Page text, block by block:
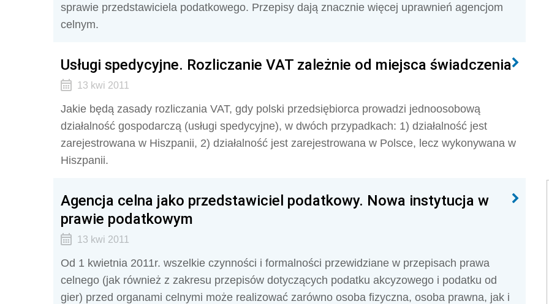
sprawie przedstawiciela podatkowego. Przepisy dają znacznie więcej uprawnień agencjom
celnym.
Usługi spedycyjne. Rozliczanie VAT zależnie od miejsca świadczenia
13 kwi 2011
Jakie będą zasady rozliczania VAT, gdy polski przedsiębiorca prowadzi jednoosobową
działalność gospodarczą (usługi spedycyjne), w dwóch przypadkach: 1) działalność jest
zarejestrowana w Hiszpanii, 2) działalność jest zarejestrowana w Polsce, lecz wykonywana w
Hiszpanii.
Agencja celna jako przedstawiciel podatkowy. Nowa instytucja w
prawie podatkowym
13 kwi 2011
Od 1 kwietnia 2011r. wszelkie czynności i formalności przewidziane w przepisach prawa
celnego (jak również z zakresu przepisów dotyczących podatku akcyzowego i podatku od
gier) przed organami celnymi może realizować zarówno osoba fizyczna, osoba prawna, jak i